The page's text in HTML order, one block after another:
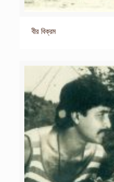
বীর বিক্রম